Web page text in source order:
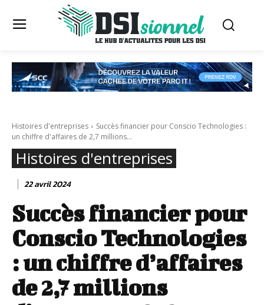
Histoires d'entreprises
Succès financier pour Conscio Technologies :
un chiffre d'affaires de 2,7 millions...
Histoires d'entreprises
22 avril 2024
Succès financier pour
Conscio Technologies
: un chiffre d’affaires
de 2,7 millions